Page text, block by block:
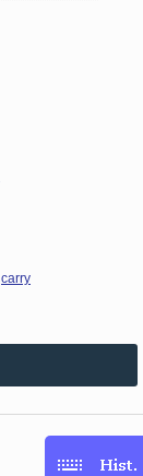
carry